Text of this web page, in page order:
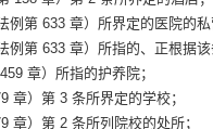
例第 633 章）所界定的医院的私
例第 633 章）所指的、正根据
章）所指的护养院；
章）第 3 条所界定的学校；
章）第 2 条所列院校的处所；